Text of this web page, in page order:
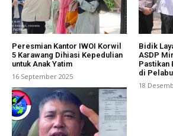
Peresmian Kantor IWOI Korwil
5 Karawang Dihiasi Kepedulian
untuk Anak Yatim
16 September 2025
Bidik
ASDP
Pastikan
di
18